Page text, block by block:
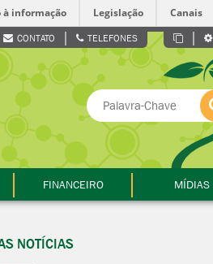
à informação Legislação Canais
CONTATO TELEFONES
FINANCEIRO MÍDIAS
NOTÍCIAS